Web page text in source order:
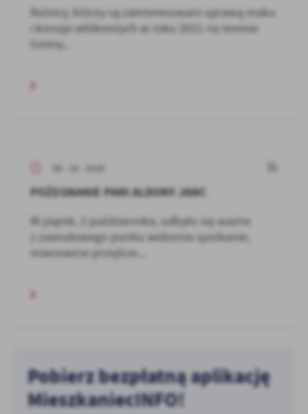
Rolnicy, którzy są zainteresowani uprawą maku
i konopi włóknistych w roku 2021 na terenie
Gminy...
09 - 10 - 2020
POŻEGNANIE PANI ALDONY JANC
W piątek, 2 października, odbyło się ważne
z zawodowego punku widzenia spotkanie,
mianowicie przejście...
Pobierz bezpłatną aplikację
MieszkaniecINFO!